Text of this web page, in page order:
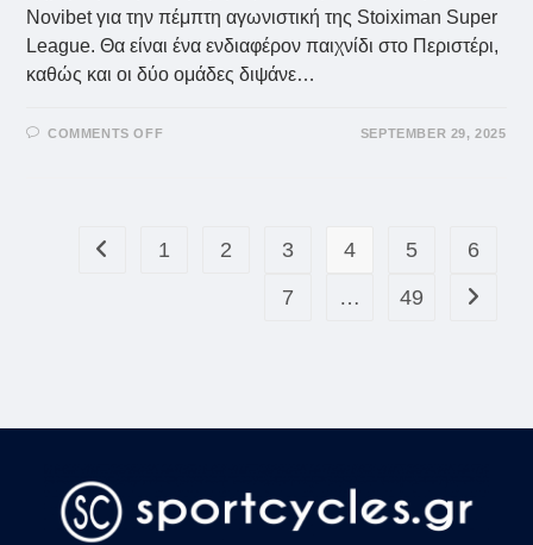
Novibet για την πέμπτη αγωνιστική της Stoiximan Super
League. Θα είναι ένα ενδιαφέρον παιχνίδι στο Περιστέρι,
καθώς και οι δύο ομάδες διψάνε…
COMMENTS OFF
ΑΓΏΝΑ
SEPTEMBER 29, 2025
Go to the previous page
1 2 3 4 5
6
7
… 49 Go to